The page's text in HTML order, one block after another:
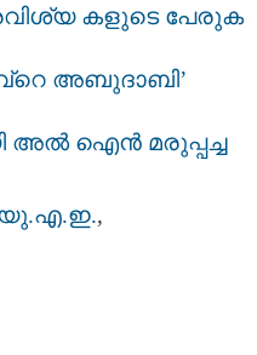
കളുടെ പേരുക
അബുദാബി’
അല്‍ ഐന്‍ മരുപ്പച്ച
,